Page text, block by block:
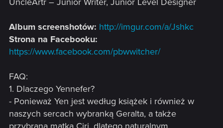
Album screenshotów: http://imgur.com/a/Jshkc
Strona na Facebooku:
https://www.facebook.com/pbwwitcher/
FAQ:
1. Dlaczego Yennefer?
- Ponieważ Yen jest według książek i również w
naszych sercach wybranką Geralta, a także
przybraną matką Ciri, dlatego naturalnym